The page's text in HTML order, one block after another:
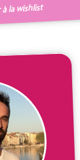
la wishlist